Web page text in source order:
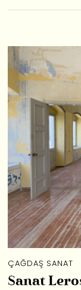
ÇAĞDAŞ SANAT
Sanat